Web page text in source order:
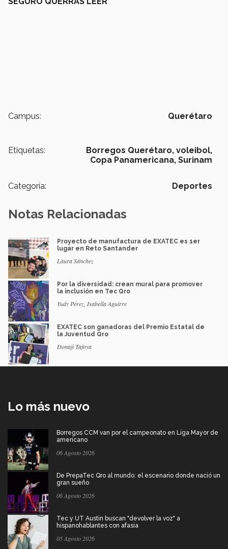
Campus: Querétaro
Etiquetas: Borregos Querétaro, voleibol,
Copa Panamericana, Surinam
Categoría: Deportes
Notas Relacionadas
Proyecto de manufactura de EXATEC es 1er
lugar en Reto Santander
Laura Sánchez
Por la diversidad: crean mural para promover
la inclusión en Tec Qro
Yudy Pérez, Isabella Aguirre
EXATEC son ganadoras del Premio Estatal de
la Juventud Qro
Donají Tafoya
Lo más nuevo
Borregos CCM van por el campeonato en Liga Mayor de
americano
06 Agosto 2026
De PrepaTec Qro al mundo: el escenario donde nació un
gran sueño
06 Agosto 2026
Tec y UT Austin buscan "devolver la voz" a
hispanohablantes con afasia
05 Agosto 2026